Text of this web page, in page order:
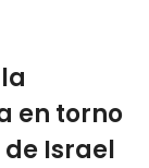
en torno
Israel